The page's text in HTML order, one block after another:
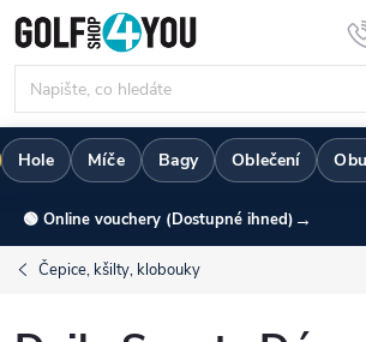
Přejít
na
obsah
Hole Míče Bagy Oblečení
🟢 Online vouchery (Dostupné ihned) →
Čepice, kšilty, klobouky